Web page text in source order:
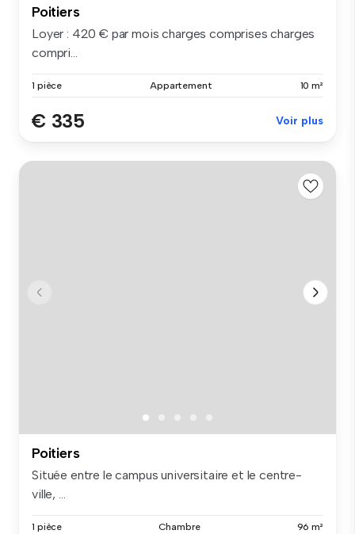
Poitiers
Loyer : 420 € par mois charges comprises charges
compri...
1 pièce Appartement 10 m²
€ 335 Voir plus
Poitiers
Située entre le campus universitaire et le centre-
ville, ...
1 pièce Chambre 96 m²